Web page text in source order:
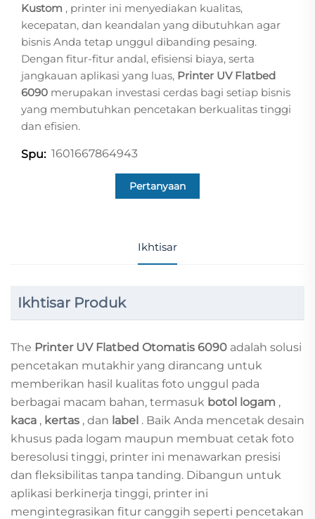
Kustom , printer ini menyediakan kualitas,
kecepatan, dan keandalan yang dibutuhkan agar
bisnis Anda tetap unggul dibanding pesaing.
Dengan fitur-fitur andal, efisiensi biaya, serta
jangkauan aplikasi yang luas, Printer UV Flatbed
6090 merupakan investasi cerdas bagi setiap bisnis
yang membutuhkan pencetakan berkualitas tinggi
dan efisien.
Spu: 1601667864943
Pertanyaan
Ikhtisar
Ikhtisar Produk
The Printer UV Flatbed Otomatis 6090 adalah solusi
pencetakan mutakhir yang dirancang untuk
memberikan hasil kualitas foto unggul pada
berbagai macam bahan, termasuk botol logam ,
kaca , kertas , dan label . Baik Anda mencetak desain
khusus pada logam maupun membuat cetak foto
beresolusi tinggi, printer ini menawarkan presisi
dan fleksibilitas tanpa tanding. Dibangun untuk
aplikasi berkinerja tinggi, printer ini
mengintegrasikan fitur canggih seperti pencetakan